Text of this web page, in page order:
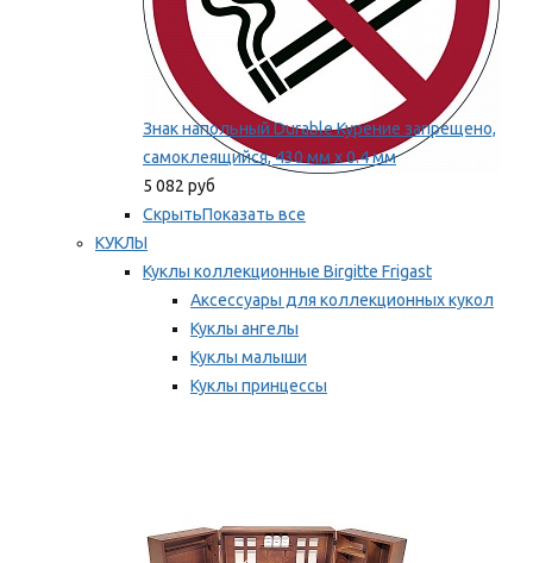
Знак напольный Durable Курение запрещено,
самоклеящийся, 430 мм х 0.4 мм
5 082 руб
СкрытьПоказать все
КУКЛЫ
Куклы коллекционные Birgitte Frigast
Аксессуары для коллекционных кукол
Куклы ангелы
Куклы малыши
Куклы принцессы